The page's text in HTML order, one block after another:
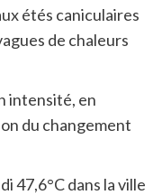
étés caniculaires
de chaleurs
intensité, en
du changement
47,6°C dans la ville